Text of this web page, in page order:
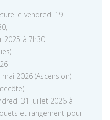
le vendredi 19
2025 à 7h30.
2026 (Ascension)
31 juillet 2026 à
et rangement pour